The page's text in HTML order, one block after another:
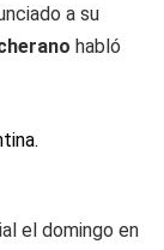
a su
habló
el domingo en